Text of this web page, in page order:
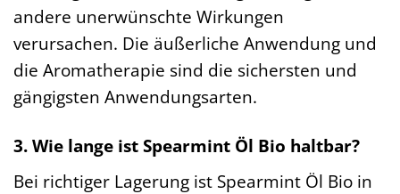
andere unerwünschte Wirkungen
verursachen. Die äußerliche Anwendung und
die Aromatherapie sind die sichersten und
gängigsten Anwendungsarten.
3. Wie lange ist Spearmint Öl Bio haltbar?
Bei richtiger Lagerung ist Spearmint Öl Bio in